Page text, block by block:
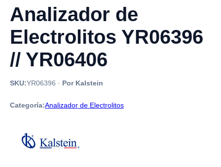
Analizador de
Electrolitos YR06396
// YR06406
SKU:YR06396 · Por Kalstein
Categoría:Analizador de Electrolitos